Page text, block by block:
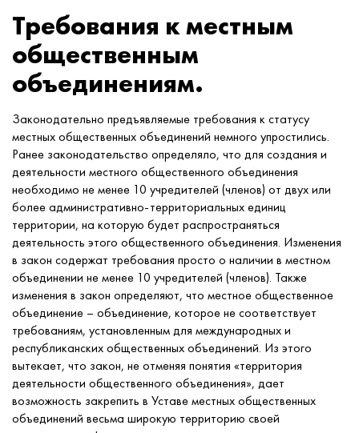
Требования к местным
общественным
объединениям.
Законодательно предъявляемые требования к статусу
местных общественных объединений немного упростились.
Ранее законодательство определяло, что для создания и
деятельности местного общественного объединения
необходимо не менее 10 учредителей (членов) от двух или
более административно-территориальных единиц
территории, на которую будет распространяться
деятельность этого общественного объединения. Изменения
в закон содержат требования просто о наличии в местном
объединении не менее 10 учредителей (членов). Также
изменения в закон определяют, что местное общественное
объединение – объединение, которое не соответствует
требованиям, установленным для международных и
республиканских общественных объединений. Из этого
вытекает, что закон, не отменяя понятия «территория
деятельности общественного объединения», дает
возможность закрепить в Уставе местных общественных
объединений весьма широкую территорию своей